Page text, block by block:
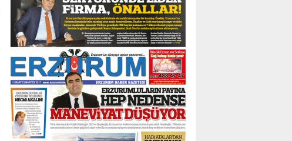
Esat BİNDESEN
Başkan Sekmen’den Erzurum’a
bir vizyon proje daha!
02 Ağustos 2026 Pazar